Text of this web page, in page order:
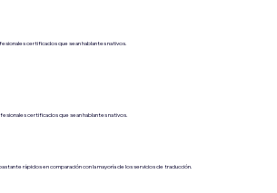
certificados que sean hablantes nativos.
certificados que sean hablantes nativos.
rápidos en comparación con la mayoría de los servicios de traducción.